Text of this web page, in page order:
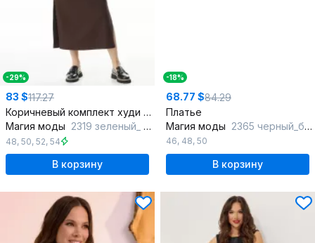
-29%
83 $117.27
Коричневый комплект худи и юбки из трикотажа
Магия моды 2319 зеленый_ шоколад
48, 50, 52, 54
В корзину
-18%
68.77 $84.29
Платье
Магия моды 2365 черный_беж_принтом
46, 48, 50
В корзину